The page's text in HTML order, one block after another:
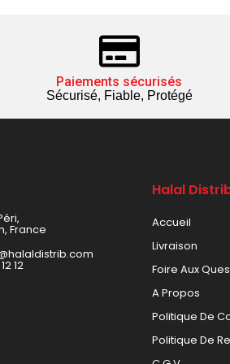
Paiements sécurisés
Sécurisé, Fiable, Protégé
France
12
Halal
Accueil
Livraison
Foire Aux
A Propos
Politique De
Politique De